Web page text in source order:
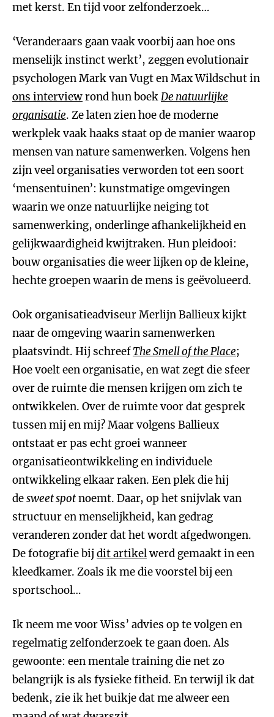
met kerst. En tijd voor zelfonderzoek…
‘Veranderaars gaan vaak voorbij aan hoe ons
menselijk instinct werkt’, zeggen evolutionair
psychologen Mark van Vugt en Max Wildschut in
ons interviewrond hun boekDe natuurlijke
organisatie. Ze laten zien hoe de moderne
werkplek vaak haaks staat op de manier waarop
mensen van nature samenwerken. Volgens hen
zijn veel organisaties verworden tot een soort
‘mensentuinen’: kunstmatige omgevingen
waarin we onze natuurlijke neiging tot
samenwerking, onderlinge afhankelijkheid en
gelijkwaardigheid kwijtraken. Hun pleidooi:
bouw organisaties die weer lijken op de kleine,
hechte groepen waarin de mens is geëvolueerd.
Ook organisatieadviseur Merlijn Ballieux kijkt
naar de omgeving waarin samenwerken
plaatsvindt. Hij schreefThe Smell of the Place;
Hoe voelt een organisatie, en wat zegt die sfeer
over de ruimte die mensen krijgen om zich te
ontwikkelen. Over de ruimte voor dat gesprek
tussen mij en mij? Maar volgens Ballieux
ontstaat er pas echt groei wanneer
organisatieontwikkeling en individuele
ontwikkeling elkaar raken. Een plek die hij
desweet spotnoemt. Daar, op het snijvlak van
structuur en menselijkheid, kan gedrag
veranderen zonder dat het wordt afgedwongen.
De fotografie bij dit artikelwerd gemaakt in een
kleedkamer. Zoals ik me die voorstel bij een
sportschool…
Ik neem me voor Wiss’ advies op te volgen en
regelmatig zelfonderzoek te gaan doen. Als
gewoonte: een mentale training die net zo
belangrijk is als fysieke fitheid. En terwijl ik dat
bedenk, zie ik het buikje dat me alweer een